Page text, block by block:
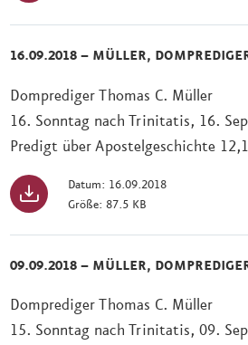
16.09.2018 – MÜLLER,
Domprediger Thomas C. Müller
16. Sonntag nach Trinitatis, 16.
Predigt über Apostelgeschichte
Datum: 16.09.2018
Größe: 87.5 KB
09.09.2018 – MÜLLER,
Domprediger Thomas C. Müller
15. Sonntag nach Trinitatis, 09.